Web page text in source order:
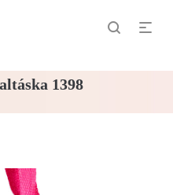
1398